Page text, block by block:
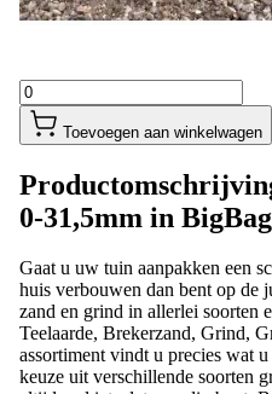
Toevoegen aan winkelwagen
0-31,5mm in BigBag
Gaat u uw tuin aanpakken een
huis verbouwen dan bent op
zand en grind in allerlei soorten
Teelaarde, Brekerzand, Grind,
assortiment vindt u precies wat
keuze uit verschillende soorten